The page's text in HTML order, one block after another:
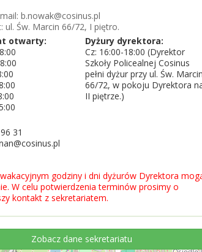
b.nowak@cosinus.pl
ul. Św. Marcin 66/72, I piętro.
otwarty:
Dyżury dyrektora:
Cz: 16:00-18:00 (Dyrektor
Szkoły Policealnej Cosinus
pełni dyżur przy ul. Św.
66/72, w pokoju Dyrektora
II piętrze.)
31
godziny i dni dyżurów Dyrektora
W celu potwierdzenia terminów prosimy o
kontakt z sekretariatem.
Zobacz dane sekretariatu